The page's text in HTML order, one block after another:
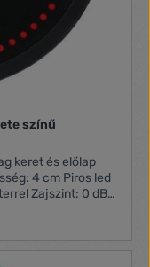
színű
4 cm Piros led
Zajszint: 0 dB